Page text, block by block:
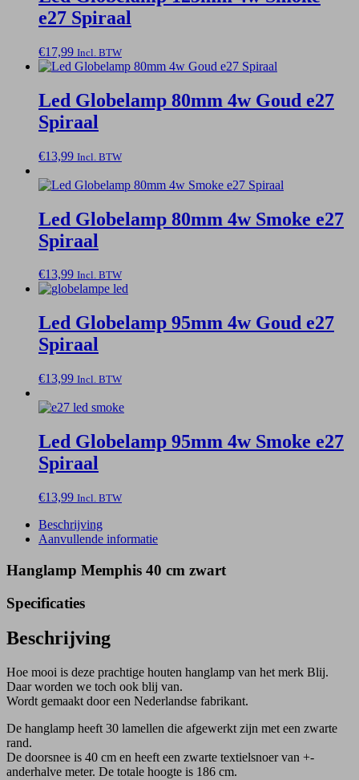
e27 Spiraal
€17,99 Incl. BTW
Led Globelamp 80mm 4w Goud e27
Spiraal
€13,99 Incl. BTW
Led Globelamp 80mm 4w Smoke e27
Spiraal
€13,99 Incl. BTW
Led Globelamp 95mm 4w Goud e27
Spiraal
€13,99 Incl. BTW
Led Globelamp 95mm 4w Smoke e27
Spiraal
€13,99 Incl. BTW
Beschrijving
Aanvullende informatie
Hanglamp Memphis 40 cm zwart
Specificaties
Beschrijving
Hoe mooi is deze prachtige houten hanglamp van het merk Blij.
Daar worden we toch ook blij van.
Wordt gemaakt door een Nederlandse fabrikant.
De hanglamp heeft 30 lamellen die afgewerkt zijn met een zwarte
rand.
De doorsnee is 40 cm en heeft een zwarte textielsnoer van +-
anderhalve meter. De totale hoogte is 186 cm.